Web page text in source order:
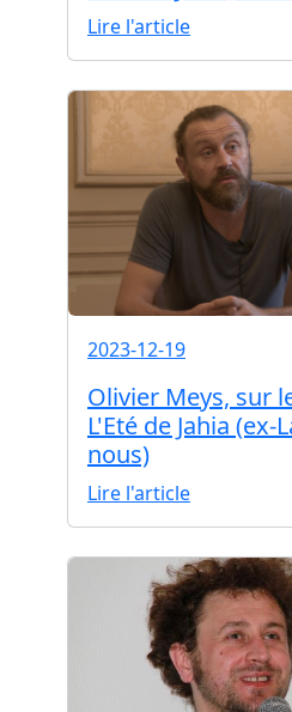
Lire l'article
2023-12-19
Olivier Meys, sur
L'Eté de Jahia (ex-
nous)
Lire l'article